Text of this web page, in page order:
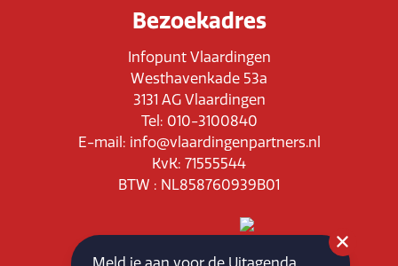
Bezoekadres
Infopunt Vlaardingen
Westhavenkade 53a
3131 AG Vlaardingen
Tel: 010-3100840
E-mail: info@vlaardingenpartners.nl
KvK: 71555544
BTW : NL858760939B01